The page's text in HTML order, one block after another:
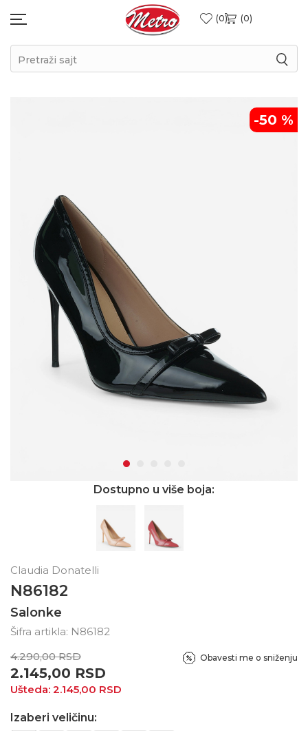
0 0
Pretraži sajt
-50 %
Dostupno u više boja:
Claudia Donatelli
N86182
Salonke
Šifra artikla: N86182
4.290,00 RSD
2.145,00 RSD
Ušteda: 2.145,00 RSD
Obavesti me o sniženju
Izaberi veličinu: